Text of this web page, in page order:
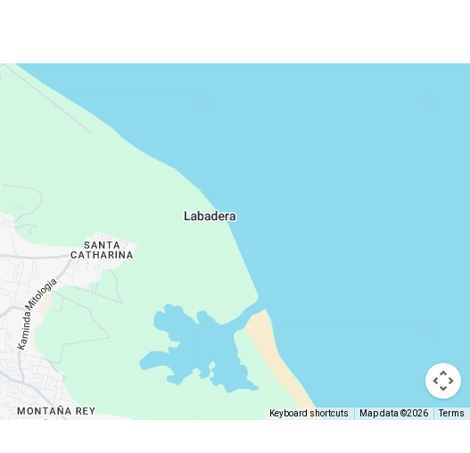
Keyboard shortcuts Map data ©2026 Terms